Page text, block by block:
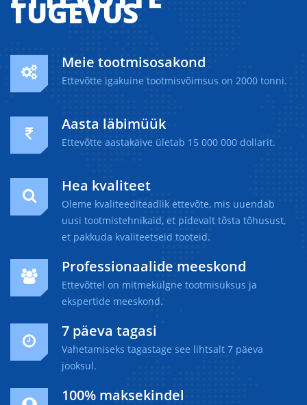
TUGEVUS
Meie tootmisosakond
Ettevõtte igakuine tootmisvõimsus on 2000 tonni.
Aasta läbimüük
Ettevõtte aastakäive ületab 15 000 000 dollarit.
Hea kvaliteet
Oleme kvaliteediteadlik ettevõte, mis uuendab
uusi tootmistehnikaid, et pidevalt tõsta tõhusust,
et pakkuda kvaliteetseid tooteid.
Professionaalide meeskond
Ettevõttel on mitmekülgne tootmisüksus ja
ekspertide meeskond.
7 päeva tagasi
Vahetamiseks tagastage see lihtsalt 7 päeva
jooksul.
100% maksekindel